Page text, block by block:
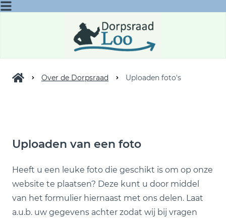
Over de Dorpsraad Uploaden foto's
Uploaden van een foto
Heeft u een leuke foto die geschikt is om op onze
website te plaatsen? Deze kunt u door middel
van het formulier hiernaast met ons delen. Laat
a.u.b. uw gegevens achter zodat wij bij vragen